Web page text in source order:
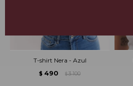
T-shirt Nera - Azul
$ 490 $ 3.100